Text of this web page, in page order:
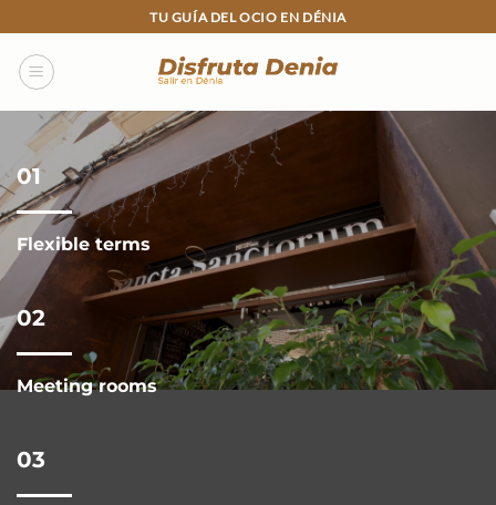
to
content
TU GUÍA DEL OCIO EN DÉNIA
01
Flexible terms
02
Meeting rooms
03